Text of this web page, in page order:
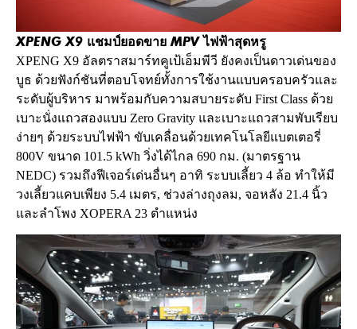
XPENG X9 แชมป์ยอดขาย MPV ไฟฟ้าสุดหรู
XPENG X9 อัลตราสมาร์ทคูเป้เอ็มพีวี ยังคงเป็นดาวเด่นของ
บูธ ด้วยฟังก์ชันที่ตอบโจทย์ทั้งการใช้งานแบบครอบครัวและ
ระดับผู้บริหาร มาพร้อมกับความสบายระดับ First Class ด้วย
เบาะนั่งแถวสองแบบ Zero Gravity และเบาะแถวสามพับเรียบ
ง่ายๆ ด้วยระบบไฟฟ้า ขับเคลื่อนด้วยเทคโนโลยีแบตเตอรี่
800V ขนาด 101.5 kWh วิ่งได้ไกล 690 กม. (มาตรฐาน
NEDC) รวมถึงฟีเจอร์เด่นอื่นๆ อาทิ ระบบเลี้ยว 4 ล้อ ทำให้มี
วงเลี้ยวแคบเพียง 5.4 เมตร, ช่วงล่างถุงลม, จอหลัง 21.4 นิ้ว
และลำโพง XOPERA 23 ตำแหน่ง